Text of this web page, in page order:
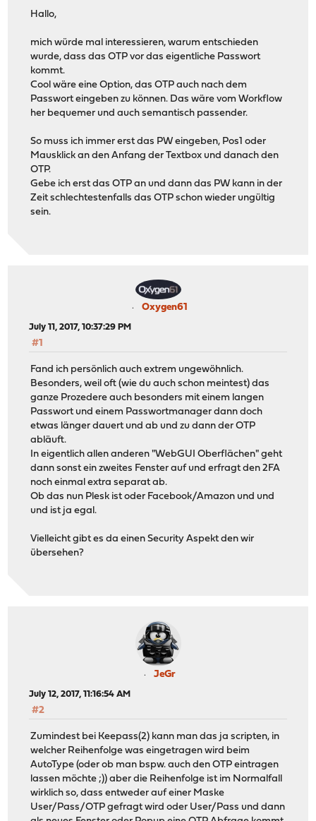
Hallo,
mich würde mal interessieren, warum entschieden
wurde, dass das OTP vor das eigentliche Passwort
kommt.
Cool wäre eine Option, das OTP auch nach dem
Passwort eingeben zu können. Das wäre vom Workflow
her bequemer und auch semantisch passender.
So muss ich immer erst das PW eingeben, Pos1 oder
Mausklick an den Anfang der Textbox und danach den
OTP.
Gebe ich erst das OTP an und dann das PW kann in der
Zeit schlechtestenfalls das OTP schon wieder ungültig
sein.
Oxygen61
July 11, 2017, 10:37:29 PM
#1
Fand ich persönlich auch extrem ungewöhnlich.
Besonders, weil oft (wie du auch schon meintest) das
ganze Prozedere auch besonders mit einem langen
Passwort und einem Passwortmanager dann doch
etwas länger dauert und ab und zu dann der OTP
abläuft.
In eigentlich allen anderen "WebGUI Oberflächen" geht
dann sonst ein zweites Fenster auf und erfragt den 2FA
noch einmal extra separat ab.
Ob das nun Plesk ist oder Facebook/Amazon und und
und ist ja egal.
Vielleicht gibt es da einen Security Aspekt den wir
übersehen?
JeGr
July 12, 2017, 11:16:54 AM
#2
Zumindest bei Keepass(2) kann man das ja scripten, in
welcher Reihenfolge was eingetragen wird beim
AutoType (oder ob man bspw. auch den OTP eintragen
lassen möchte ;)) aber die Reihenfolge ist im Normalfall
wirklich so, dass entweder auf einer Maske
User/Pass/OTP gefragt wird oder User/Pass und dann